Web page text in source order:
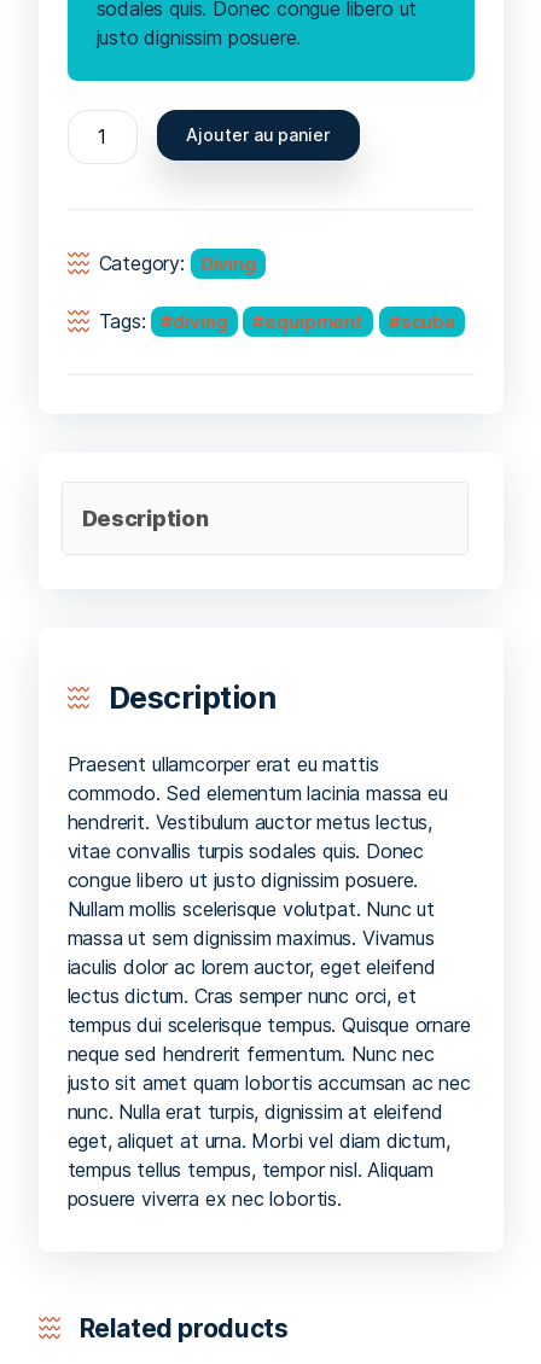
sodales quis. Donec congue libero ut
justo dignissim posuere.
Ajouter au panier
Category: Diving
Tags: diving equipment scuba
Description
Description
Praesent ullamcorper erat eu mattis
commodo. Sed elementum lacinia massa eu
hendrerit. Vestibulum auctor metus lectus,
vitae convallis turpis sodales quis. Donec
congue libero ut justo dignissim posuere.
Nullam mollis scelerisque volutpat. Nunc ut
massa ut sem dignissim maximus. Vivamus
iaculis dolor ac lorem auctor, eget eleifend
lectus dictum. Cras semper nunc orci, et
tempus dui scelerisque tempus. Quisque ornare
neque sed hendrerit fermentum. Nunc nec
justo sit amet quam lobortis accumsan ac nec
nunc. Nulla erat turpis, dignissim at eleifend
eget, aliquet at urna. Morbi vel diam dictum,
tempus tellus tempus, tempor nisl. Aliquam
posuere viverra ex nec lobortis.
Related products